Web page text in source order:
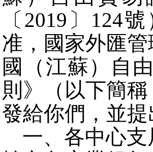
〔2019〕124
准，國家外匯
國（江蘇）自
則》（以下簡
發給你們，並
一、各中心